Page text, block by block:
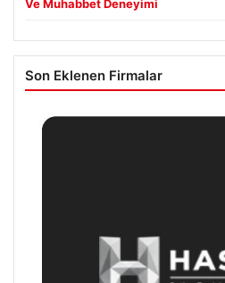
Ve Muhabbet Deneyimi
Son Eklenen Firmalar